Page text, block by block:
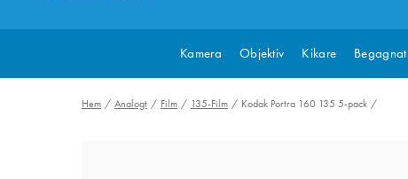
Kamera Objektiv Kikare Begagnat
Hem Analogt Film 135-Film Kodak Portra 160 135 5-pack